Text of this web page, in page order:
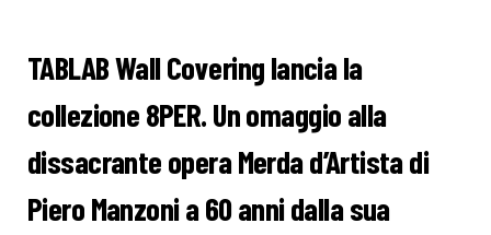
TABLAB Wall Covering lancia la
collezione 8PER. Un omaggio alla
dissacrante opera Merda d’Artista di
Piero Manzoni a 60 anni dalla sua